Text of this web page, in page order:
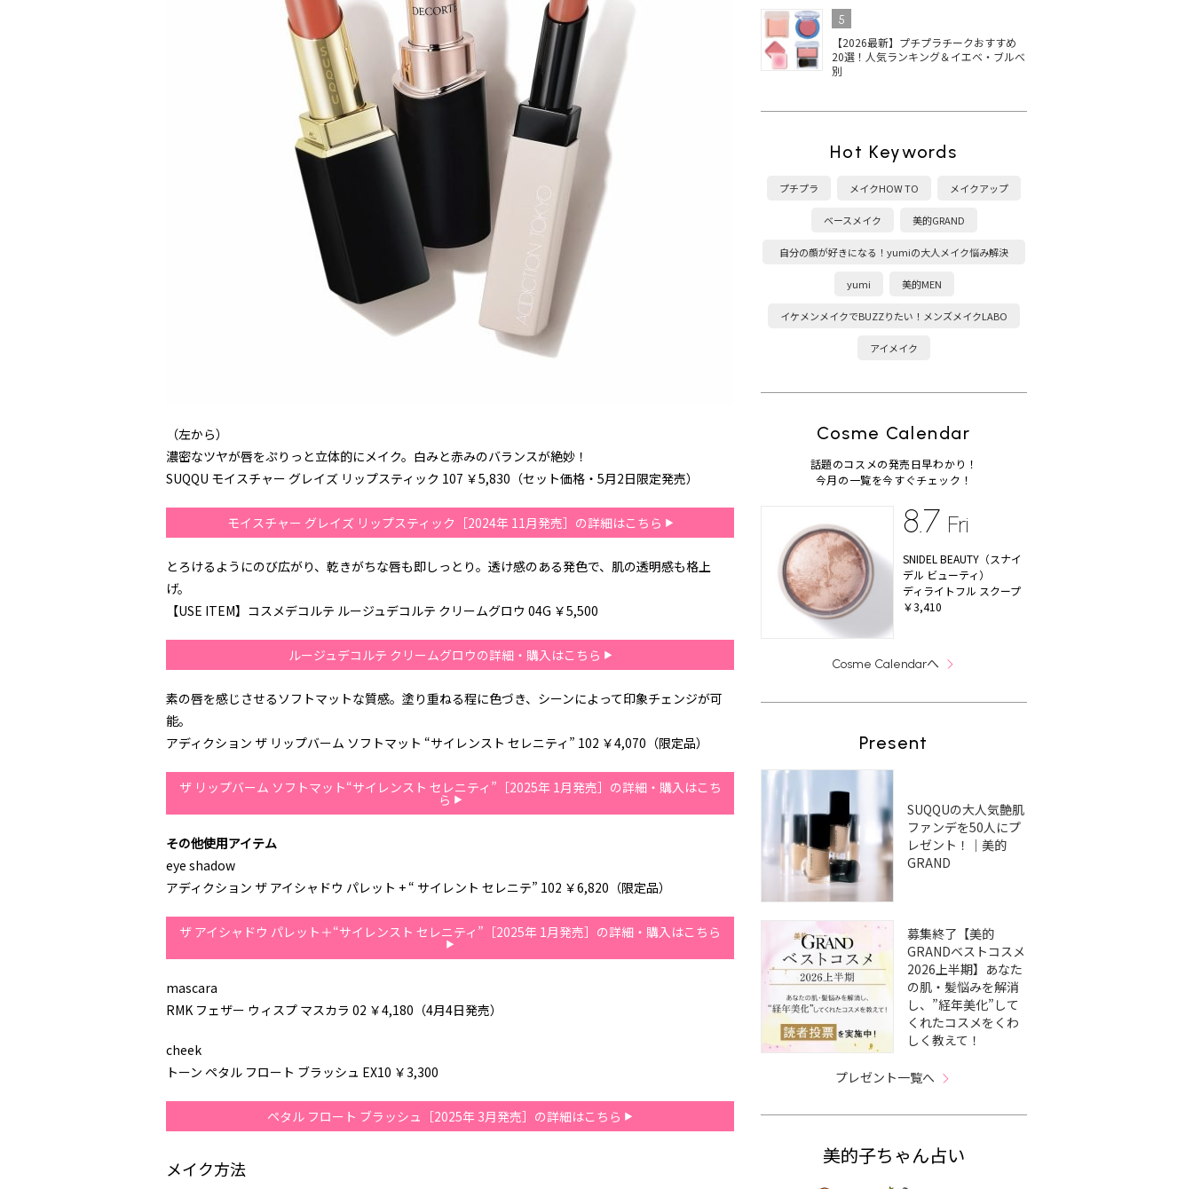
（左から）
濃密なツヤが唇をぷりっと立体的にメイク。白みと赤みのバランスが絶妙！
SUQQU モイスチャー グレイズ リップスティック 107 ￥5,830（セット価格・5月2日限定発売）
モイスチャー グレイズ リップスティック［2024年 11月発売］の詳細はこちら
とろけるようにのび広がり、乾きがちな唇も即しっとり。透け感のある発色で、肌の透明感も格上
げ。
【USE ITEM】コスメデコルテ ルージュデコルテ クリームグロウ 04G ￥5,500
ルージュデコルテ クリームグロウの詳細・購入はこちら
素の唇を感じさせるソフトマットな質感。塗り重ねる程に色づき、シーンによって印象チェンジが可
能。
アディクション ザ リップバーム ソフトマット “サイレンスト セレニティ” 102 ￥4,070（限定品）
ザ リップバーム ソフトマット“サイレンスト セレニティ”［2025年 1月発売］の詳細・購入はこち
ら
その他使用アイテム
eye shadow
アディクション ザ アイシャドウ パレット + “ サイレント セレニテ” 102 ￥6,820（限定品）
ザ アイシャドウ パレット＋“サイレンスト セレニティ”［2025年 1月発売］の詳細・購入はこちら
mascara
RMK フェザー ウィスプ マスカラ 02 ￥4,180（4月4日発売）
cheek
トーン ペタル フロート ブラッシュ EX10 ￥3,300
ペタル フロート ブラッシュ［2025年 3月発売］の詳細はこちら
メイク方法
5
【2026最新】プチプラチークおすすめ
20選！人気ランキング＆イエベ・ブルべ
別
Hot Keywords
プチプラ メイクHOW TO メイクアップ
ベースメイク 美的GRAND
自分の顔が好きになる！yumiの大人メイク悩み解決
yumi 美的MEN
イケメンメイクでBUZZりたい！メンズメイクLABO
アイメイク
Cosme Calendar
話題のコスメの発売日早わかり！
今月の一覧を今すぐチェック！
8.7 Fri
SNIDEL BEAUTY（スナイ
デル ビューティ）
ディライトフル スクープ
￥3,410
Cosme Calendarへ
Present
SUQQUの大人気艶肌
ファンデを50人にプ
レゼント！｜美的
GRAND
募集終了【美的
GRANDベストコスメ
2026上半期】あなた
の肌・髪悩みを解消
し、”経年美化”して
くれたコスメをくわ
しく教えて！
プレゼント一覧へ
美的子ちゃん占い